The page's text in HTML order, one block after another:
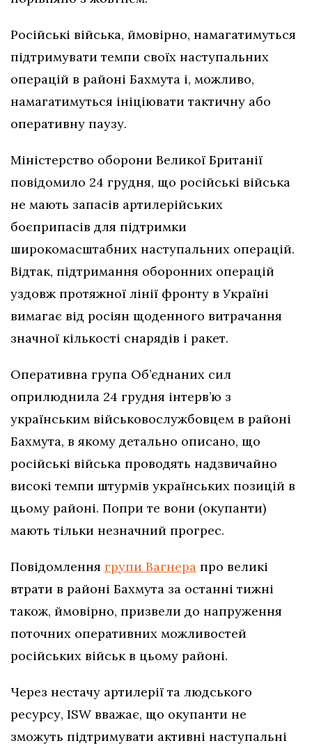
Російські війська, ймовірно, намагатимуться
підтримувати темпи своїх наступальних
операцій в районі Бахмута і, можливо,
намагатимуться ініціювати тактичну або
оперативну паузу.
Міністерство оборони Великої Британії
повідомило 24 грудня, що російські війська
не мають запасів артилерійських
боєприпасів для підтримки
широкомасштабних наступальних операцій.
Відтак, підтримання оборонних операцій
уздовж протяжної лінії фронту в Україні
вимагає від росіян щоденного витрачання
значної кількості снарядів і ракет.
Оперативна група Об’єднаних сил
оприлюднила 24 грудня інтерв’ю з
українським військовослужбовцем в районі
Бахмута, в якому детально описано, що
російські війська проводять надзвичайно
високі темпи штурмів українських позицій в
цьому районі. Попри те вони (окупанти)
мають тільки незначний прогрес.
Повідомлення групи Вагнера про великі
втрати в районі Бахмута за останні тижні
також, ймовірно, призвели до напруження
поточних оперативних можливостей
російських військ в цьому районі.
Через нестачу артилерії та людського
ресурсу, ISW вважає, що окупанти не
зможуть підтримувати активні наступальні